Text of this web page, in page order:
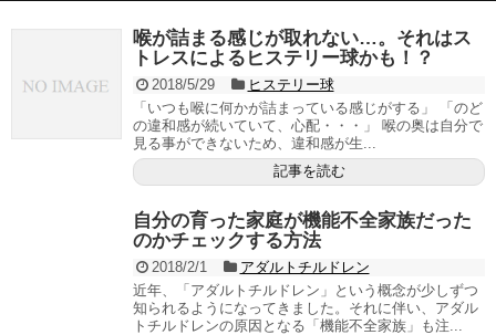
喉が詰まる感じが取れない…。それはス
トレスによるヒステリー球かも！？
2018/5/29
ヒステリー球
「いつも喉に何かが詰まっている感じがする」 「のど
の違和感が続いていて、心配・・・」 喉の奥は自分で
見る事ができないため、違和感が生...
記事を読む
自分の育った家庭が機能不全家族だった
のかチェックする方法
2018/2/1
アダルトチルドレン
近年、「アダルトチルドレン」という概念が少しずつ
知られるようになってきました。それに伴い、アダル
トチルドレンの原因となる「機能不全家族」も注...